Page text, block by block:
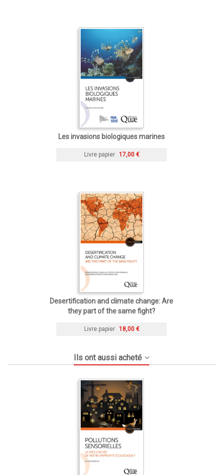
Les invasions biologiques marines
Livre papier 17,00 €
Desertification and climate change: Are
they part of the same fight?
Livre papier 18,00 €
Ils ont aussi acheté